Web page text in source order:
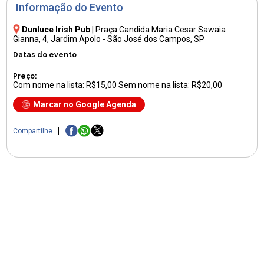
Informação do Evento
Dunluce Irish Pub
Praça Candida Maria Cesar Sawaia
Gianna, 4, Jardim Apolo - São José dos Campos, SP
Datas do evento
Preço:
Com nome na lista: R$15,00 Sem nome na lista: R$20,00
Marcar no Google Agenda
Compartilhe